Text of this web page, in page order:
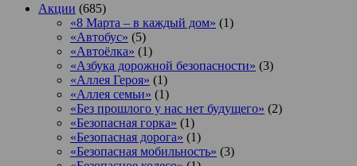
Акции (685)
«8 Марта – в каждый дом» (1)
«Автобус» (5)
«Автоёлка» (1)
«Азбука дорожной безопасности» (3)
«Аллея Героя» (1)
«Аллея семьи» (1)
«Без прошлого у нас нет будущего» (2)
«Безопасная горка» (1)
«Безопасная дорога» (1)
«Безопасная мобильность» (3)